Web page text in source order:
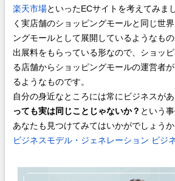
楽天市場といったECサイトを考えてみま
く実店舗のショッピングモールと同じ世
ングモールとして展開しているようなもの
出展料をもらっている形なので、ショッ
る店舗からショッピングモールの運営者
るようなものです。
自分の身近なところには常にビジネスがあ
っても実は同じことじゃないか？ という
あなたも見つけてみてはいかがでしょうか
ビジネスモデル・ジェネレーション ビジ